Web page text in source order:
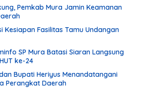
Pemkab Mura Jamin Keamanan
Kesiapan Fasilitas Tamu Undangan
SP Mura Batasi Siaran Langsung
ke-24
Bupati Heriyus Menandatangani
Perangkat Daerah